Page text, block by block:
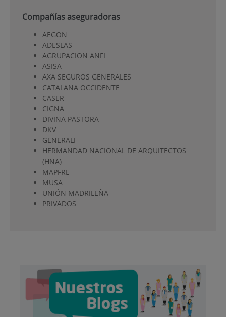
Compañías aseguradoras
AEGON
ADESLAS
AGRUPACION ANFI
ASISA
AXA SEGUROS GENERALES
CATALANA OCCIDENTE
CASER
CIGNA
DIVINA PASTORA
DKV
GENERALI
HERMANDAD NACIONAL DE ARQUITECTOS
(HNA)
MAPFRE
MUSA
UNIÓN MADRILEÑA
PRIVADOS